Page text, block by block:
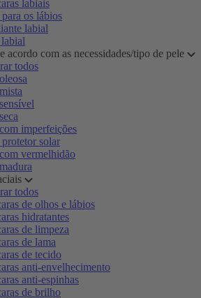
labiais
os lábios
labial
acordo com as necessidades/tipo de pele
todos
imperfeições
solar
vermelhidão
todos
de olhos e lábios
hidratantes
de limpeza
de lama
de tecido
anti-envelhecimento
anti-espinhas
de brilho